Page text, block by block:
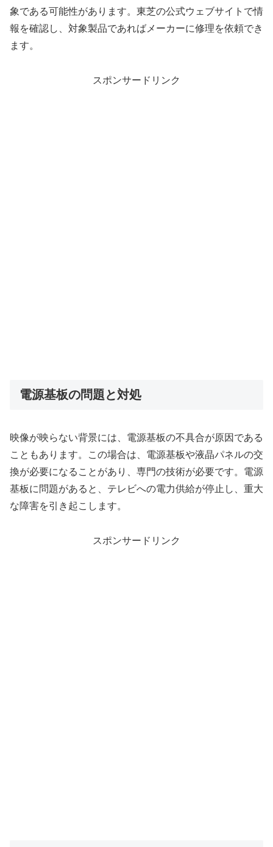
象である可能性があります。東芝の公式ウェブサイトで情
報を確認し、対象製品であればメーカーに修理を依頼でき
ます。
スポンサードリンク
電源基板の問題と対処
映像が映らない背景には、電源基板の不具合が原因である
こともあります。この場合は、電源基板や液晶パネルの交
換が必要になることがあり、専門の技術が必要です。電源
基板に問題があると、テレビへの電力供給が停止し、重大
な障害を引き起こします。
スポンサードリンク